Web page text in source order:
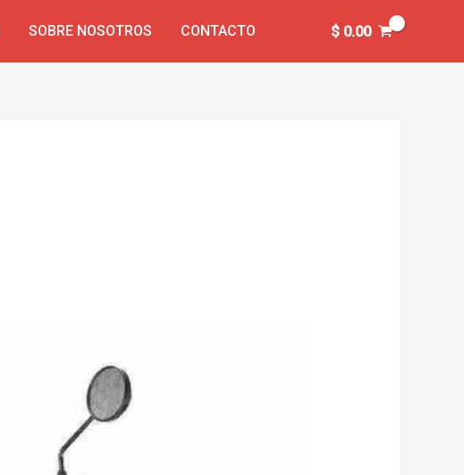
SOBRE NOSOTROS CONTACTO $0.00